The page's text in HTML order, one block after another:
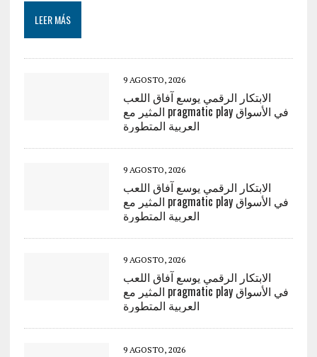
LEER MÁS
9 AGOSTO, 2026
الابتكار الرقمي يوسع آفاق اللعب
المثير مع pragmatic play في الأسواق
العربية المتطورة
9 AGOSTO, 2026
الابتكار الرقمي يوسع آفاق اللعب
المثير مع pragmatic play في الأسواق
العربية المتطورة
9 AGOSTO, 2026
الابتكار الرقمي يوسع آفاق اللعب
المثير مع pragmatic play في الأسواق
العربية المتطورة
9 AGOSTO, 2026